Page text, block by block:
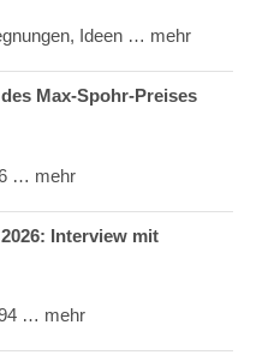
Ideen … mehr
Max-Spohr-Preises
… mehr
Interview mit
… mehr